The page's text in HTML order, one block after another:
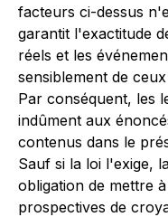
facteurs ci-dessus
garantit l'exactitude
réels et les
sensiblement de
Par conséquent, les
indûment aux
contenus dans le
Sauf si la loi l'exige,
obligation de mettre
prospectives de